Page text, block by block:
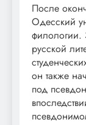
После
Одесский
филологии.
русской
он также
под